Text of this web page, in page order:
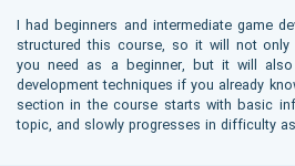
I had beginners and intermediate game
structured this course, so it will not
you need as a beginner, but it will
development techniques if you already
section in the course starts with basic
topic, and slowly progresses in difficulty